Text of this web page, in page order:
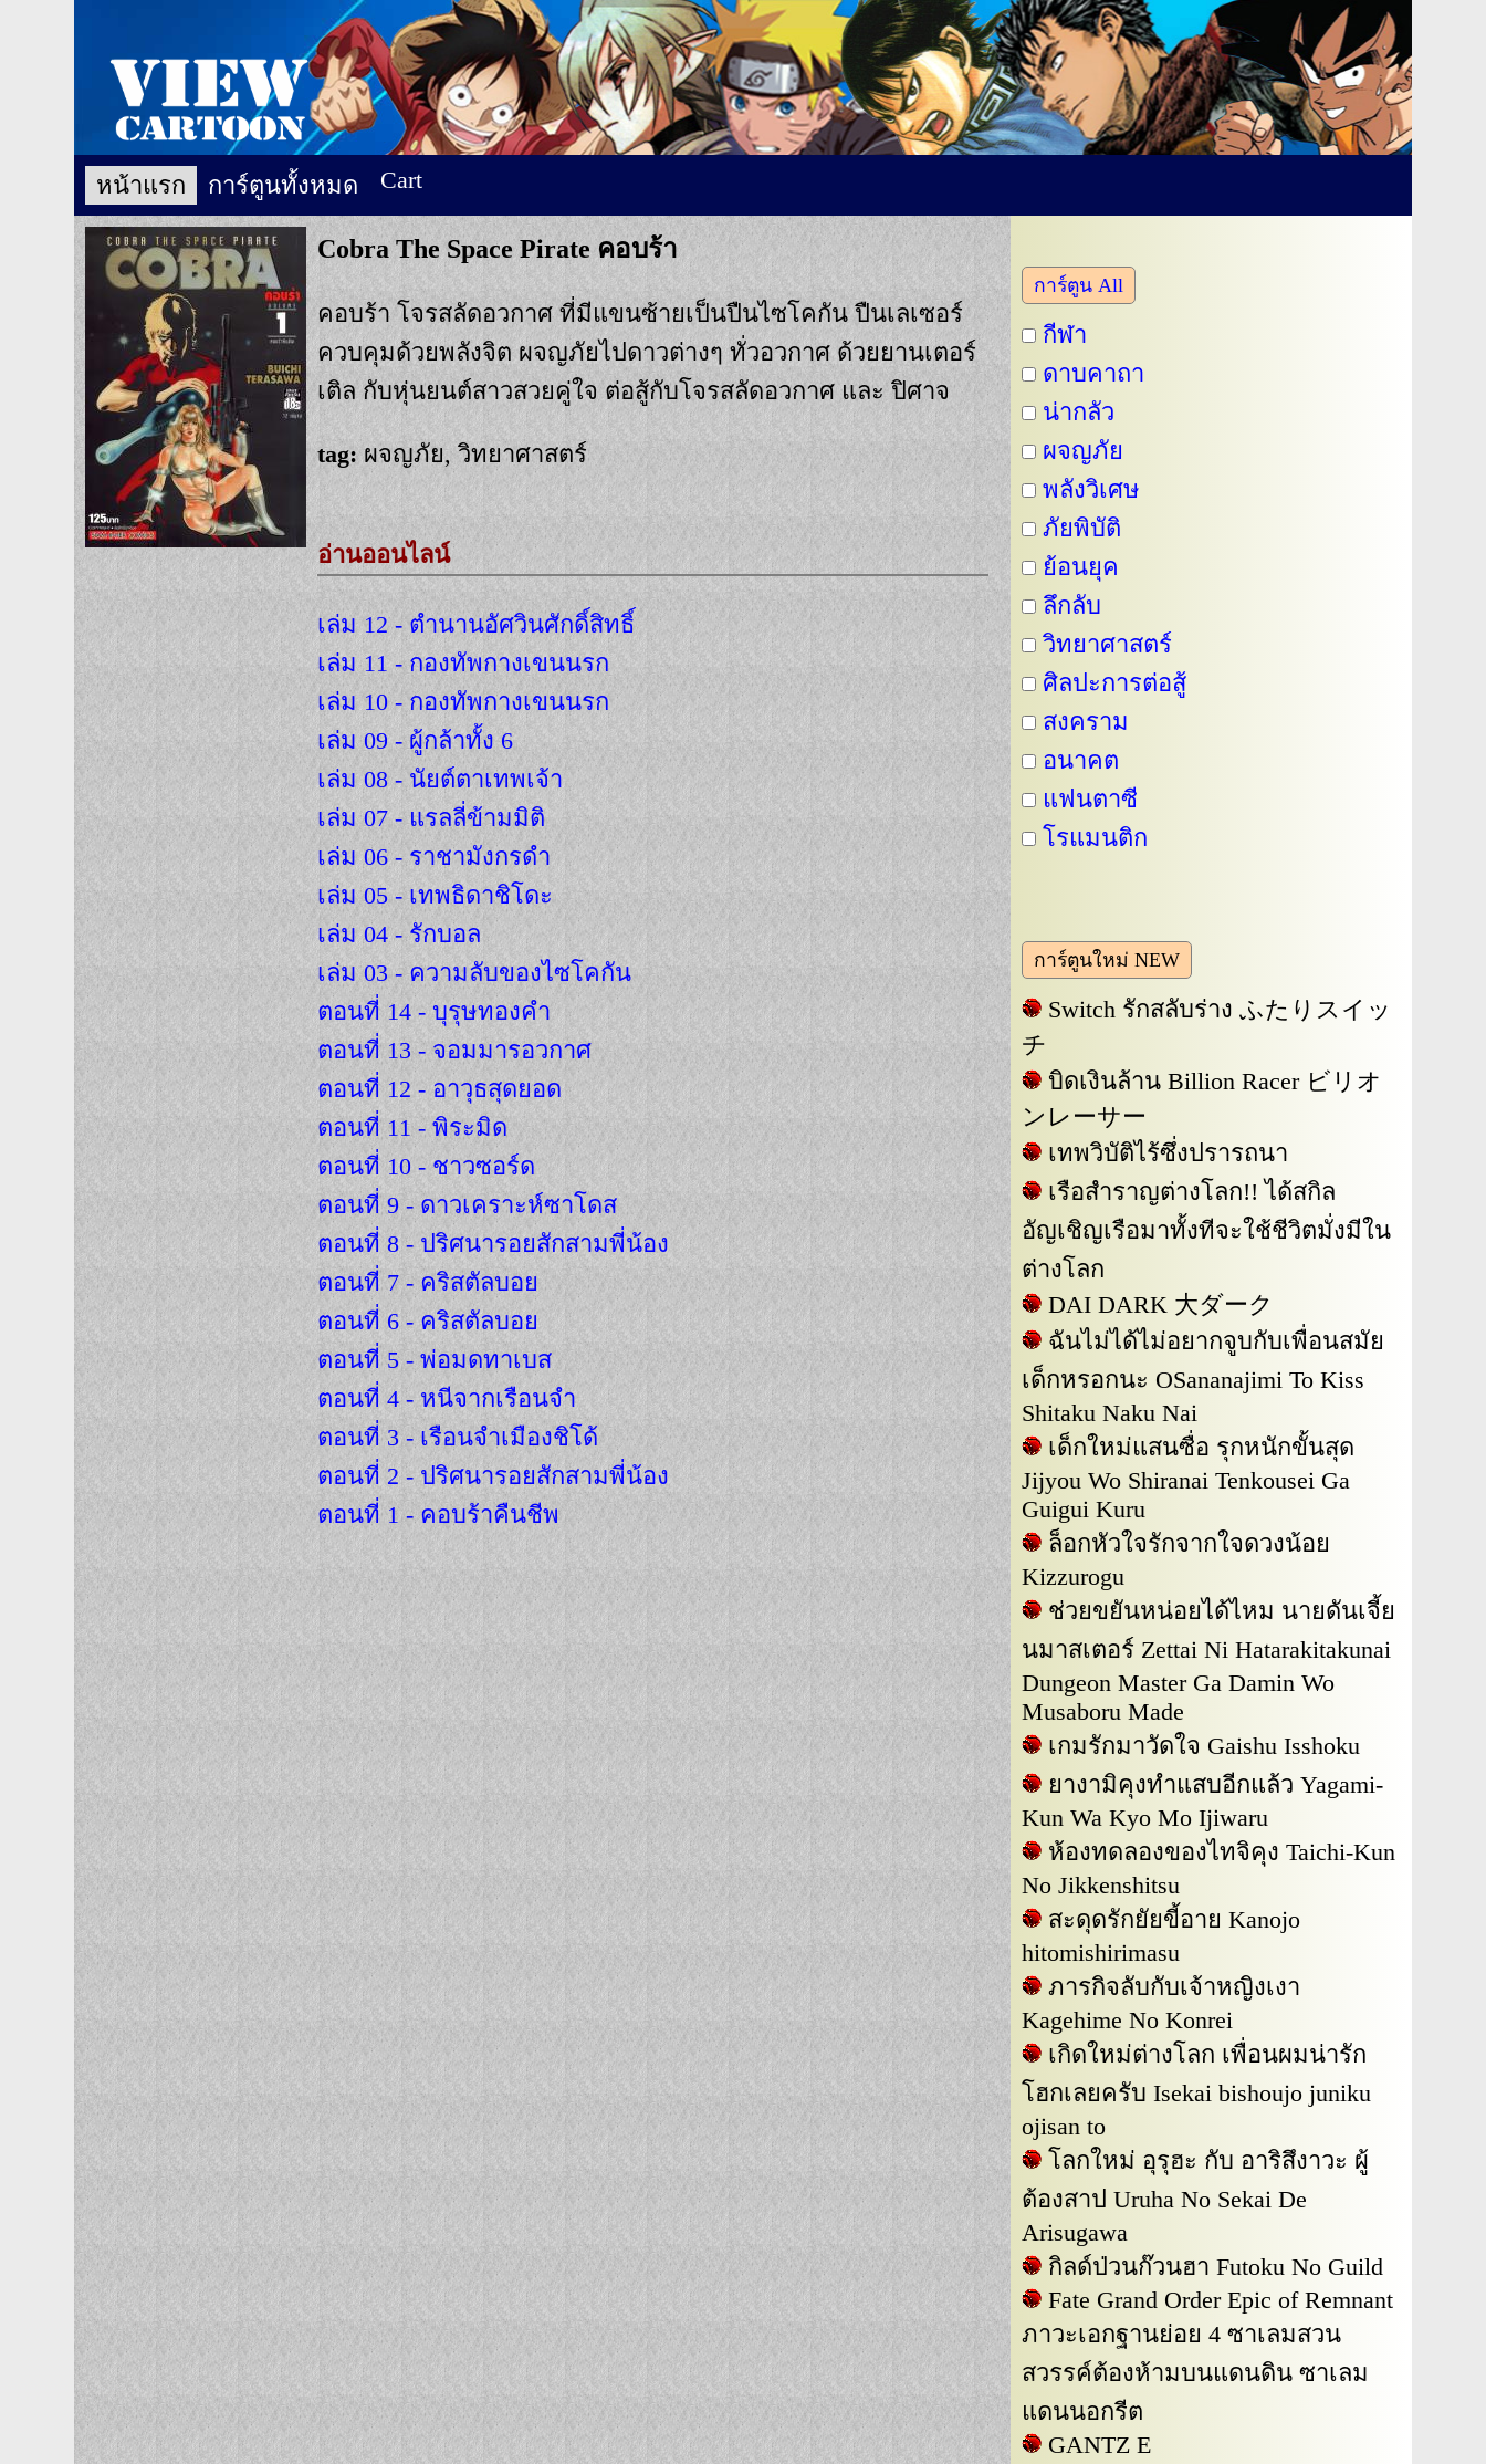
หน้าแรก การ์ตูนทั้งหมด Cart
Cobra The Space Pirate คอบร้า
คอบร้า โจรสลัดอวกาศ ที่มีแขนซ้ายเป็นปืนไซโคกัน ปืนเลเซอร์
ควบคุมด้วยพลังจิต ผจญภัยไปดาวต่างๆ ทั่วอวกาศ ด้วยยานเตอร์
เติล กับหุ่นยนต์สาวสวยคู่ใจ ต่อสู้กับโจรสลัดอวกาศ และ ปิศาจ
tag:ผจญภัย, วิทยาศาสตร์
อ่านออนไลน์
เล่ม 12 - ตำนานอัศวินศักดิ์สิทธิ์
เล่ม 11 - กองทัพกางเขนนรก
เล่ม 10 - กองทัพกางเขนนรก
เล่ม 09 - ผู้กล้าทั้ง 6
เล่ม 08 - นัยต์ตาเทพเจ้า
เล่ม 07 - แรลลี่ข้ามมิติ
เล่ม 06 - ราชามังกรดำ
เล่ม 05 - เทพธิดาชิโดะ
เล่ม 04 - รักบอล
เล่ม 03 - ความลับของไซโคกัน
ตอนที่ 14 - บุรุษทองคำ
ตอนที่ 13 - จอมมารอวกาศ
ตอนที่ 12 - อาวุธสุดยอด
ตอนที่ 11 - พิระมิด
ตอนที่ 10 - ชาวซอร์ด
ตอนที่ 9 - ดาวเคราะห์ซาโดส
ตอนที่ 8 - ปริศนารอยสักสามพี่น้อง
ตอนที่ 7 - คริสตัลบอย
ตอนที่ 6 - คริสตัลบอย
ตอนที่ 5 - พ่อมดทาเบส
ตอนที่ 4 - หนีจากเรือนจำ
ตอนที่ 3 - เรือนจำเมืองชิโด้
ตอนที่ 2 - ปริศนารอยสักสามพี่น้อง
ตอนที่ 1 - คอบร้าคืนชีพ
การ์ตูน All
กีฬา
ดาบคาถา
น่ากลัว
ผจญภัย
พลังวิเศษ
ภัยพิบัติ
ย้อนยุค
ลึกลับ
วิทยาศาสตร์
ศิลปะการต่อสู้
สงคราม
อนาคต
แฟนตาซี
โรแมนติก
การ์ตูนใหม่ NEW
Switch รักสลับร่าง ふたりスイッ
チ
บิดเงินล้าน Billion Racer ビリオ
ンレーサー
เทพวิบัติไร้ซึ่งปรารถนา
เรือสำราญต่างโลก!! ได้สกิล
อัญเชิญเรือมาทั้งทีจะใช้ชีวิตมั่งมีใน
ต่างโลก
DAI DARK 大ダーク
ฉันไม่ได้ไม่อยากจูบกับเพื่อนสมัย
เด็กหรอกนะ OSananajimi To Kiss
Shitaku Naku Nai
เด็กใหม่แสนซื่อ รุกหนักขั้นสุด
Jijyou Wo Shiranai Tenkousei Ga
Guigui Kuru
ล็อกหัวใจรักจากใจดวงน้อย
Kizzurogu
ช่วยขยันหน่อยได้ไหม นายดันเจี้ย
นมาสเตอร์ Zettai Ni Hatarakitakunai
Dungeon Master Ga Damin Wo
Musaboru Made
เกมรักมาวัดใจ Gaishu Isshoku
ยางามิคุงทำแสบอีกแล้ว Yagami-
Kun Wa Kyo Mo Ijiwaru
ห้องทดลองของไทจิคุง Taichi-Kun
No Jikkenshitsu
สะดุดรักยัยขี้อาย Kanojo
hitomishirimasu
ภารกิจลับกับเจ้าหญิงเงา
Kagehime No Konrei
เกิดใหม่ต่างโลก เพื่อนผมน่ารัก
โฮกเลยครับ Isekai bishoujo juniku
ojisan to
โลกใหม่ อุรุฮะ กับ อาริสึงาวะ ผู้
ต้องสาป Uruha No Sekai De
Arisugawa
กิลด์ป่วนก๊วนฮา Futoku No Guild
Fate Grand Order Epic of Remnant
ภาวะเอกฐานย่อย 4 ซาเลมสวน
สวรรค์ต้องห้ามบนแดนดิน ซาเลม
แดนนอกรีต
GANTZ E